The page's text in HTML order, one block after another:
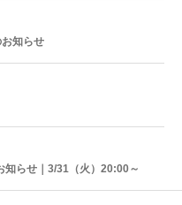
知らせ
知らせ｜3/31（火）20:00～